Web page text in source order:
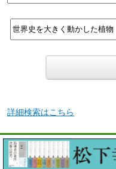
詳細検索はこちら